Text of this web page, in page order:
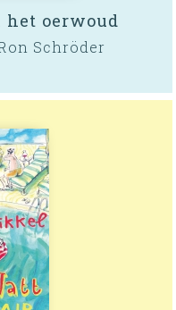
oerwoud
Schröder